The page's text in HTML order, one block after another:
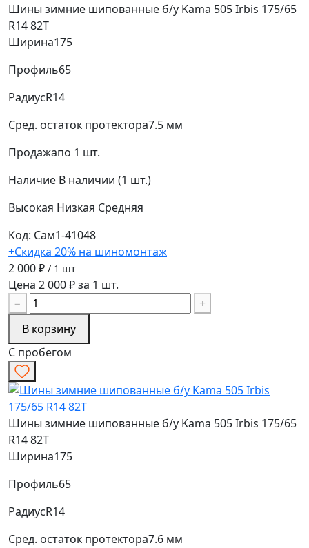
Шины зимние шипованные б/у Kama 505 Irbis 175/65
R14 82T
Ширина175
Профиль65
РадиусR14
Сред. остаток протектора7.5 мм
Продажапо 1 шт.
Наличие В наличии (1 шт.)
Высокая Низкая Средняя
Код: Сам1-41048
+Скидка 20% на шиномонтаж
2 000 ₽ / 1 шт
Цена 2 000 ₽ за 1 шт.
−
+
В корзину
С пробегом
Шины зимние шипованные б/у Kama 505 Irbis 175/65
R14 82T
Ширина175
Профиль65
РадиусR14
Сред. остаток протектора7.6 мм